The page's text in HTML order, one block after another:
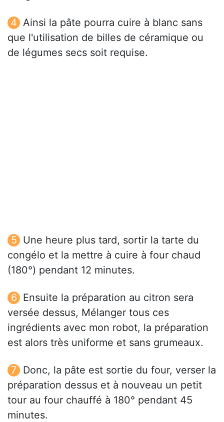
Ainsi la pâte pourra cuire à blanc sans
que l'utilisation de billes de céramique ou
de légumes secs soit requise.
Une heure plus tard, sortir la tarte du
congélo et la mettre à cuire à four chaud
(180°) pendant 12 minutes.
Ensuite la préparation au citron sera
versée dessus, Mélanger tous ces
ingrédients avec mon robot, la préparation
est alors très uniforme et sans grumeaux.
Donc, la pâte est sortie du four, verser la
préparation dessus et à nouveau un petit
tour au four chauffé à 180° pendant 45
minutes.